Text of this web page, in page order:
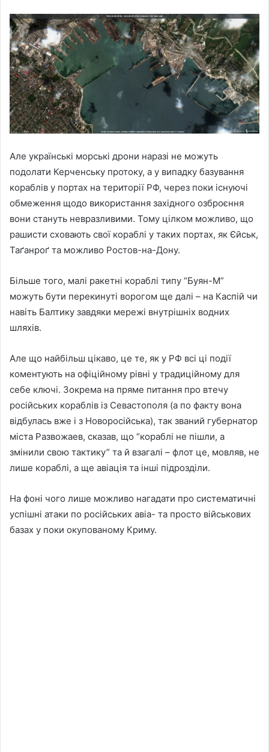
Але українські морські дрони наразі не можуть
подолати Керченську протоку, а у випадку базування
кораблів у портах на території РФ, через поки існуючі
обмеження щодо використання західного озброєння
вони стануть невразливими. Тому цілком можливо, що
рашисти сховають свої кораблі у таких портах, як Єйськ,
Таґанроґ та можливо Ростов-на-Дону.
Більше того, малі ракетні кораблі типу “Буян-М”
можуть бути перекинуті ворогом ще далі – на Каспій чи
навіть Балтику завдяки мережі внутрішніх водних
шляхів.
Але що найбільш цікаво, це те, як у РФ всі ці події
коментують на офіційному рівні у традиційному для
себе ключі. Зокрема на пряме питання про втечу
російських кораблів із Севастополя (а по факту вона
відбулась вже і з Новоросійська), так званий губернатор
міста Развожаев, сказав, що “кораблі не пішли, а
змінили свою тактику” та й взагалі – флот це, мовляв, не
лише кораблі, а ще авіація та інші підрозділи.
На фоні чого лише можливо нагадати про систематичні
успішні атаки по російських авіа- та просто військових
базах у поки окупованому Криму.